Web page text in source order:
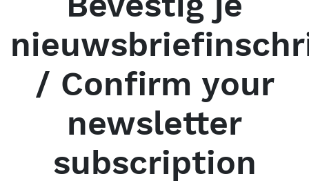
/ Confirm your
newsletter
subscription